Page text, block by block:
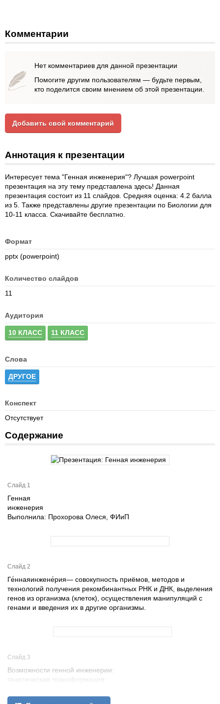
Комментарии
Нет комментариев для данной презентации
Помогите другим пользователям — будьте первым,
кто поделится своим мнением об этой презентации.
Добавить свой комментарий
Аннотация к презентации
Интересует тема "Генная инженерия"? Лучшая powerpoint
презентация на эту тему представлена здесь! Данная
презентация состоит из 11 слайдов. Средняя оценка: 4.2 балла
из 5. Также представлены другие презентации по Биологии для
10-11 класса. Скачивайте бесплатно.
Формат
pptx (powerpoint)
Количество слайдов
11
Аудитория
10 КЛАСС 11 КЛАСС
Слова
ДРУГОЕ
Конспект
Отсутствует
Содержание
Слайд 1
Генная
инженерия
Выполнила: Прохорова Олеся, ФИиП
Слайд 2
Ге́ннаяинжене́рия— совокупность приёмов, методов и
технологий получения рекомбинантных РНК и ДНК, выделения
генов из организма (клеток), осуществления манипуляций с
генами и введения их в другие организмы.
Слайд 3
Возможности генной инженерии:
генетическая трансформация;
микроорганизмов;